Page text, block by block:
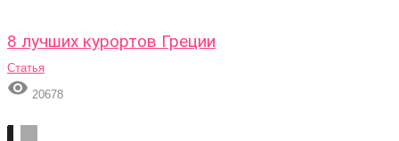
8 лучших курортов Греции
Статья
 20678